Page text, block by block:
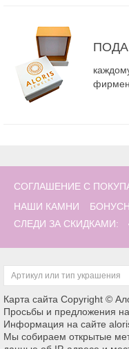
СОГЛАШЕНИЕ С
НАШИ КАМНИ
СЛЕДИ ЗА СКИДКАМИ:
Карта сайта Copyright ©
Просьбы и предложения
Информация на сайте
Мы собираем открытые